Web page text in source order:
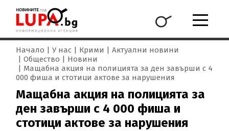
Начало У нас Крими
Актуални новини
Общество
Новини
Мащабна акция на полицията за ден завърши с 4
000 фиша и стотици актове за нарушения
Мащабна акция на полицията за
ден завърши с 4 000 фиша и
стотици актове за нарушения